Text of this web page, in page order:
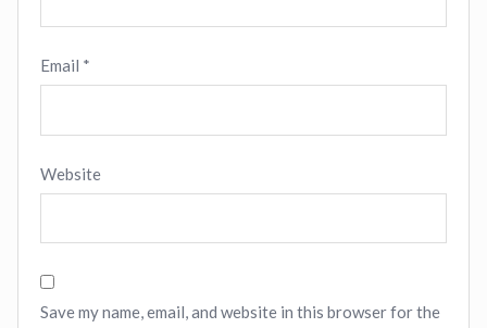
Email *
Website
Save my name, email, and website in this browser for the